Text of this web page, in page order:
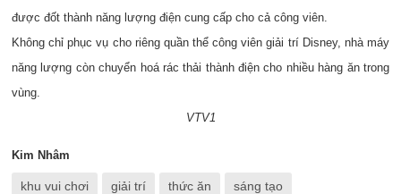
được đốt thành năng lượng điện cung cấp cho cả công viên.
Không chỉ phục vụ cho riêng quần thể công viên giải trí Disney, nhà máy
năng lượng còn chuyển hoá rác thải thành điện cho nhiều hàng ăn trong
vùng.
VTV1
Kim Nhâm
khu vui chơi giải trí thức ăn sáng tạo